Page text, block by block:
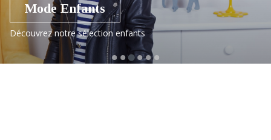
Mode Enfants
Découvrez notre sélection enfants